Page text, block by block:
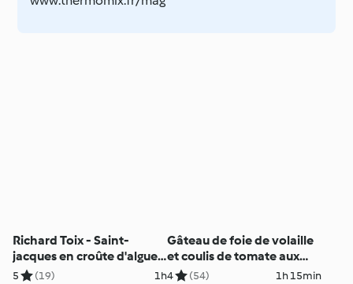
Richard Toix - Saint-
jacques en croûte d'algue
et purée de topinambour
5 (19) 1h
Gâteau de foie de volaille
et coulis de tomate aux
olives
4 (54) 1h 15min